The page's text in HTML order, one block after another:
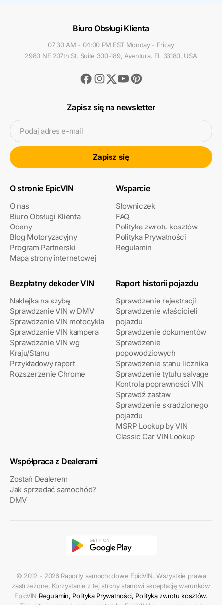
Biuro Obsługi Klienta
07:30 AM - 04:00 PM EST Monday - Friday
2980 NE 207th St, Suite 300-189, Aventura, FL 33180, USA
Facebook
Instagram
TwitterYoutubePinterest
Zapisz się na newsletter
Podaj adres e-mail
Zapisz się
O stronie EpicVIN
O nas
Biuro Obsługi Klienta
Oceny
Blog Motoryzacyjny
Program Partnerski
Mapa strony internetowej
Wsparcie
Słowniczek
FAQ
Polityka zwrotu kosztów
Polityka Prywatności
Regulamin
Bezpłatny dekoder VIN
Naklejka na szybę
Sprawdzanie VIN w DMV
Sprawdzanie VIN motocykla
Sprawdzanie VIN kampera
Sprawdzanie VIN wg
Kraju/Stanu
Przykładowy raport
Rozszerzenie Chrome
Raport historii pojazdu
Sprawdzenie rejestracji
Sprawdzenie właścicieli
pojazdu
Sprawdzenie dokumentów
Sprawdzenie
popowodziowych
Sprawdzenie stanu licznika
Sprawdzenie tytułu salvage
Kontrola poprawności VIN
Sprawdź zastaw
Sprawdzenie skradzionego
pojazdu
MSRP Lookup by VIN
Classic Car VIN Lookup
Współpraca z Dealerami
Zostań Dealerem
Jak sprzedać samochód?
DMV
© 2012 - 2026 Raporty samochodowe EpicVIN. Wszystkie prawa
zastrzeżone. Korzystanie z tej strony stanowi akceptację warunków
EpicVIN Regulamin, Polityka Prywatności, Polityka zwrotu kosztów.